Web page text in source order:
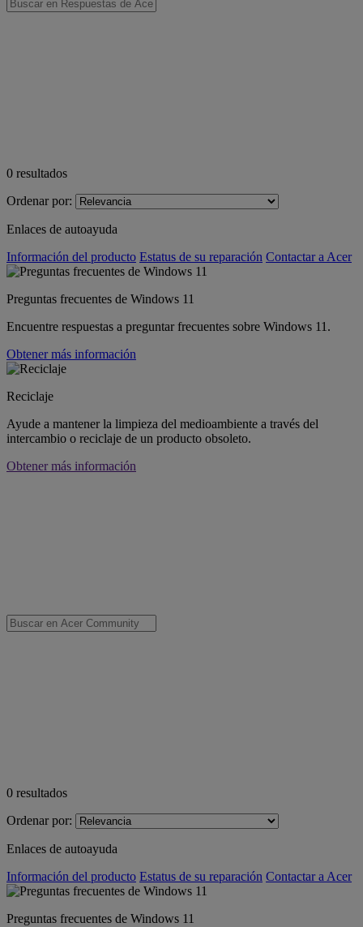
0 resultados
Ordenar por:
Enlaces de autoayuda
Información del producto Estatus de su reparación Contactar a Acer
Preguntas frecuentes de Windows 11
Encuentre respuestas a preguntar frecuentes sobre Windows 11.
Obtener más información
Reciclaje
Ayude a mantener la limpieza del medioambiente a través del
intercambio o reciclaje de un producto obsoleto.
Obtener más información
0 resultados
Ordenar por:
Enlaces de autoayuda
Información del producto Estatus de su reparación Contactar a Acer
Preguntas frecuentes de Windows 11